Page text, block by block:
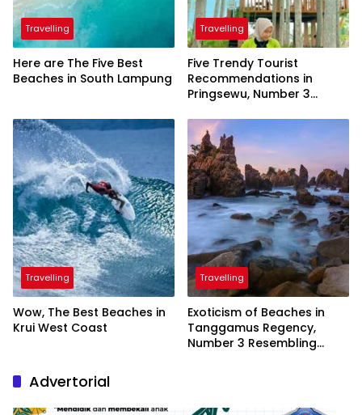
Travelling
Here are The Five Best
Beaches in South Lampung
Travelling
Five Trendy Tourist
Recommendations in
Pringsewu, Number 3
President
Travelling
Wow, The Best Beaches in
Krui West Coast
Travelling
Exoticism of Beaches in
Tanggamus Regency,
Number 3 Resembling
Advertorial